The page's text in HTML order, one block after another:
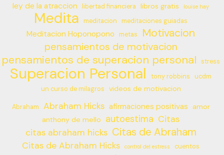
ley de la atraccion libertad financiera libros gratis louise hay
Medita meditacion meditaciones guiadas
Meditacion Hoponopono metas Motivacion
pensamientos de motivacion
pensamientos de superacion personal stress
Superacion Personal tony robbins
ucdm
un curso de milagros
videos de motivacion
Abraham Abraham Hicks afirmaciones positivas
amor
anthony de mello
autoestima Citas
citas abraham hicks Citas de Abraham
Citas de Abraham Hicks control del estress cuentos